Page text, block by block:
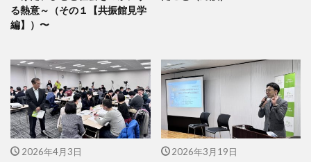
る熱意～（その１【共振館見学
編】）〜
2026年4月3日 2026年3月19日